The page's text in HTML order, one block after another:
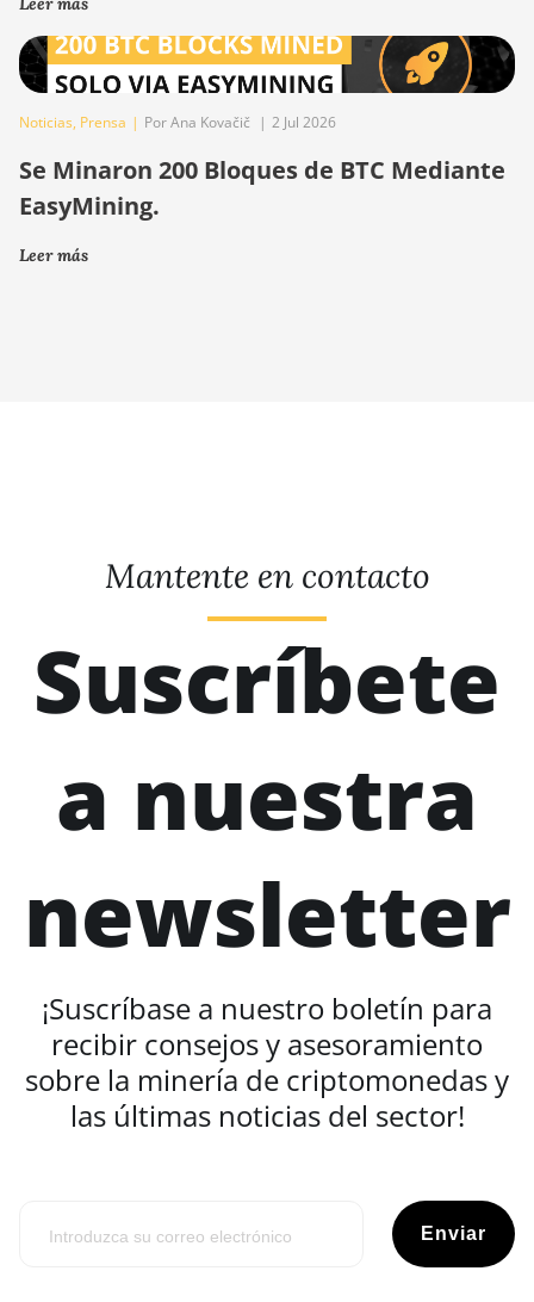
Noticias, Prensa | Por Ana Kovačič | 2 Jul 2026
Se Minaron 200 Bloques de BTC Mediante
EasyMining.
Leer más
Mantente en contacto
Suscríbete
a nuestra
newsletter
¡Suscríbase a nuestro boletín para
recibir consejos y asesoramiento
sobre la minería de criptomonedas y
las últimas noticias del sector!
Enviar